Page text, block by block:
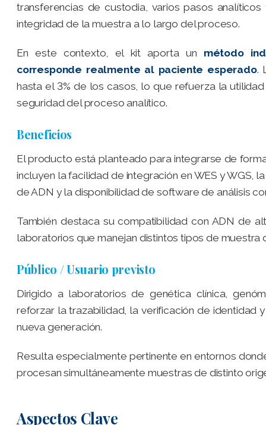
transferencias de custodia, varios pasos
integridad de la muestra a lo largo del proceso.
En este contexto, el kit aporta un método
corresponde realmente al paciente esperado.
hasta el 3% de los casos, lo que refuerza la
seguridad del proceso analítico.
Beneficios
El producto está planteado para integrarse de
incluyen la facilidad de integración en WES y WGS,
de ADN y la disponibilidad de software de análisis
También destaca su compatibilidad con ADN de
laboratorios que manejan distintos tipos de muestra
Público / Usuario previsto
Dirigido a laboratorios de genética clínica,
reforzar la trazabilidad, la verificación de
nueva generación.
Resulta especialmente pertinente en entornos
procesan simultáneamente muestras de distinto
Aspectos Clave